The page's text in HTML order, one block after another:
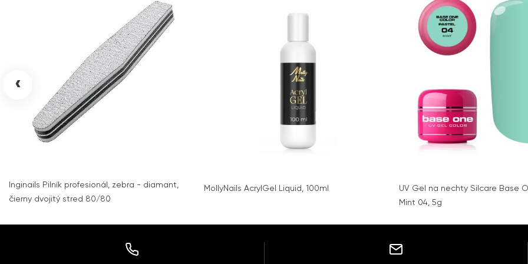
Inginails Pilník profesionál, zebra - diamant,
čierny dvojitý stred 80/80
MollyNails AcrylGel Liquid, 100ml
UV Gel na nechty Silcare Base
Mint 04, 5g
‹